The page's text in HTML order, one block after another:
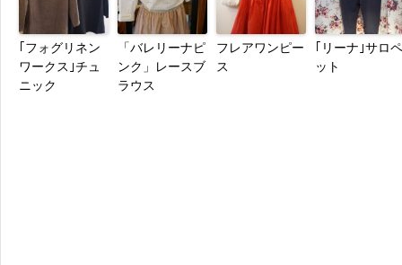
｢フォグリネン
ワークス｣チュ
ニック
「バレリーナピ
ンク」レースブ
ラウス
フレアワンピー
ス
｢リーナ｣サロペ
ット